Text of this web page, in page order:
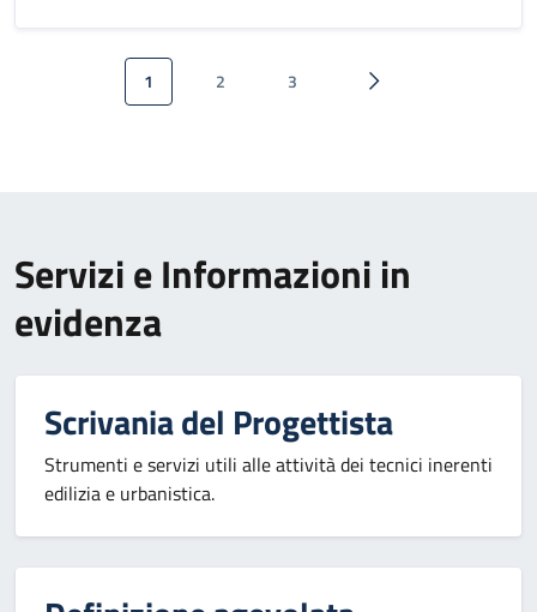
Paginazione
Pagina attuale
1 Pagina
2 Pagina
3 Pagina successiva
Servizi e Informazioni in
evidenza
Scrivania del Progettista
Strumenti e servizi utili alle attività dei tecnici inerenti
edilizia e urbanistica.